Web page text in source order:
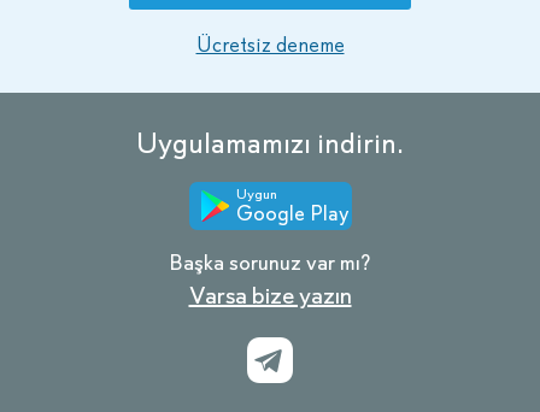
Ücretsiz deneme
Uygulamamızı indirin.
Uygun
Google Play
Başka sorunuz var mı?
Varsa bize yazın